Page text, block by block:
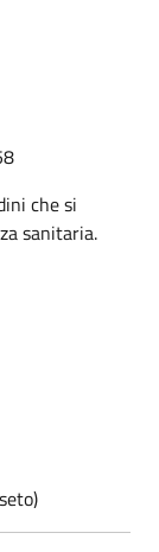
che si
sanitaria.